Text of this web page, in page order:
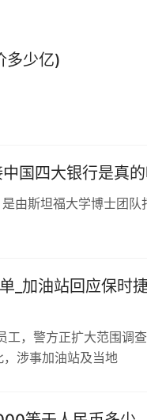
多少亿)
国四大银行是真
由斯坦福大学博士团队
_加油站回应保时
，警方正扩大范围调
涉事加油站及当地